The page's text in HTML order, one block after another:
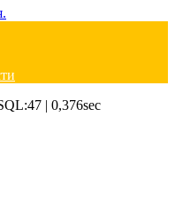
| 0,376sec